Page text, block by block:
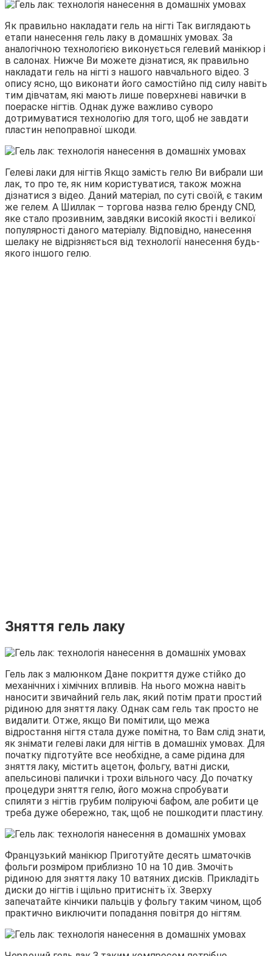
Як правильно накладати гель на нігті Так виглядають
етапи нанесення гель лаку в домашніх умовах. За
аналогічною технологією виконується гелевий манікюр і
в салонах. Нижче Ви можете дізнатися, як правильно
накладати гель на нігті з нашого навчального відео. З
опису ясно, що виконати його самостійно під силу навіть
тим дівчатам, які мають лише поверхневі навички в
поераске нігтів. Однак дуже важливо суворо
дотримуватися технологію для того, щоб не завдати
пластин непоправної шкоди.
Гелеві лаки для нігтів Якщо замість гелю Ви вибрали ши
лак, то про те, як ним користуватися, також можна
дізнатися з відео. Даний матеріал, по суті своїй, є таким
же гелем. А Шиллак – торгова назва гелю бренду CND,
яке стало прозивним, завдяки високій якості і великої
популярності даного матеріалу. Відповідно, нанесення
шелаку не відрізняється від технології нанесення будь-
якого іншого гелю.
Зняття гель лаку
Гель лак з малюнком Дане покриття дуже стійко до
механічних і хімічних впливів. На нього можна навіть
наносити звичайний гель лак, який потім прати простий
рідиною для зняття лаку. Однак сам гель так просто не
видалити. Отже, якщо Ви помітили, що межа
відростання нігтя стала дуже помітна, то Вам слід знати,
як знімати гелеві лаки для нігтів в домашніх умовах. Для
початку підготуйте все необхідне, а саме рідина для
зняття лаку, містить ацетон, фольгу, ватні диски,
апельсинові палички і трохи вільного часу. До початку
процедури зняття гелю, його можна спробувати
спиляти з нігтів грубим поліруючі бафом, але робити це
треба дуже обережно, так, щоб не пошкодити пластину.
Французький манікюр Приготуйте десять шматочків
фольги розміром приблизно 10 на 10 див. Змочіть
рідиною для зняття лаку 10 ватяних дисків. Прикладіть
диски до нігтів і щільно притисніть їх. Зверху
запечатайте кінчики пальців у фольгу таким чином, щоб
практично виключити попадання повітря до нігтям.